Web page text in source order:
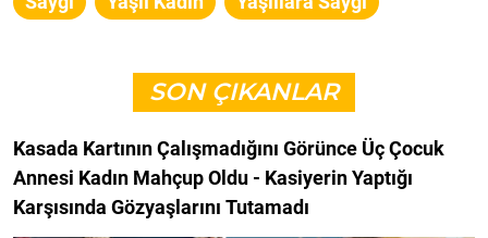
SON ÇIKANLAR
Kasada Kartının Çalışmadığını Görünce Üç Çocuk
Annesi Kadın Mahçup Oldu - Kasiyerin Yaptığı
Karşısında Gözyaşlarını Tutamadı